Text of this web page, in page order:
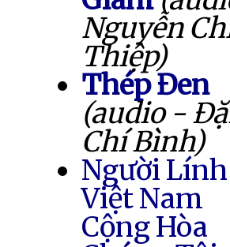
Nguyễn
Thiệp)
Thép Đen
(audio -
Chí Bình)
Người Lính
Việt Nam
Cộng Hòa